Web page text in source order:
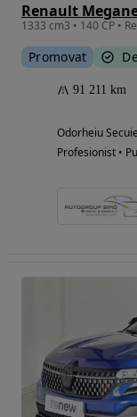
Renault Megane
1333 cm3 • 140 CP •
Promovat
91 211 km
Odorheiu
Profesionist •